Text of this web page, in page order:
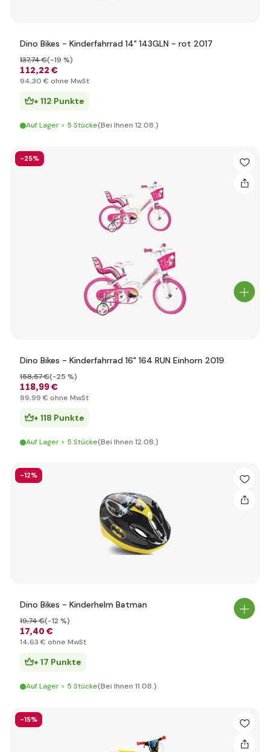
Dino Bikes - Kinderfahrrad 14" 143GLN - rot 2017
112,22 €
137,74 €(-19 %)
94,30 € ohne MwSt
+ 112 Punkte
Auf Lager > 5 Stücke(Bei Ihnen 12.08.)
-25%
Dino Bikes - Kinderfahrrad 16" 164 RUN Einhorn 2019
118,99 €
158,57 €(-25 %)
99,99 € ohne MwSt
+ 118 Punkte
Auf Lager > 5 Stücke(Bei Ihnen 12.08.)
-12%
Dino Bikes - Kinderhelm Batman
17,40 €
19,74 €(-12 %)
14,63 € ohne MwSt
+ 17 Punkte
Auf Lager > 5 Stücke(Bei Ihnen 11.08.)
-15%